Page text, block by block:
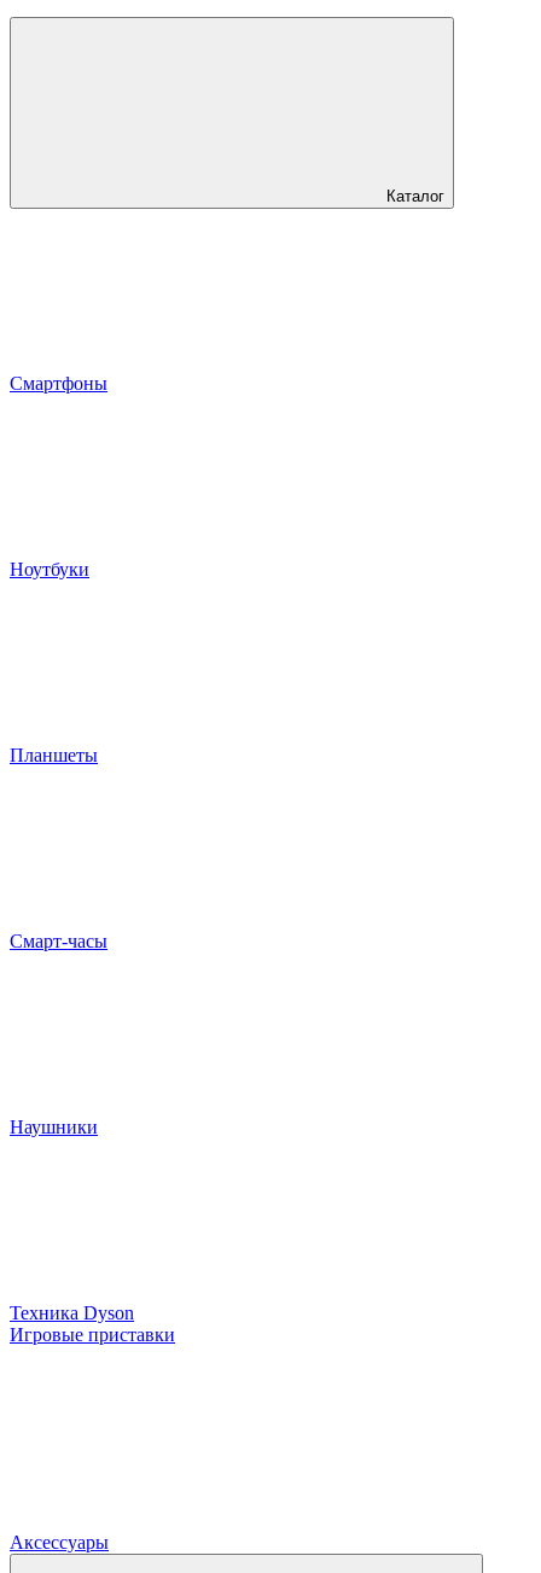
Каталог
Смартфоны
Ноутбуки
Планшеты
Смарт-часы
Наушники
Техника Dyson
Игровые приставки
Аксессуары